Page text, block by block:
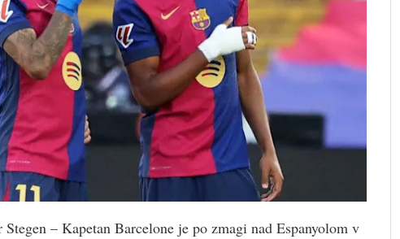
– Kapetan Barcelone je po zmagi nad Espanyolom v